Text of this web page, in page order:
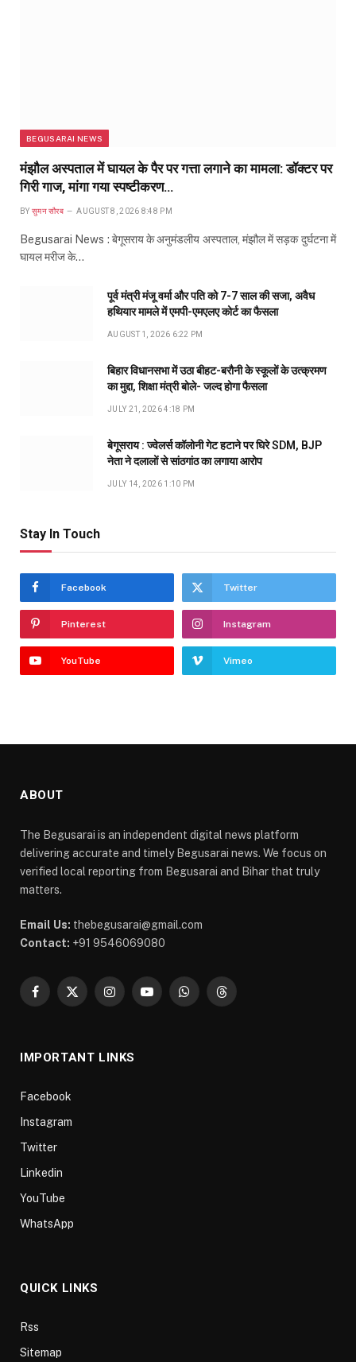
BEGUSARAI NEWS
मंझौल अस्पताल में घायल के पैर पर गत्ता लगाने का मामला: डॉक्टर पर
गिरी गाज, मांगा गया स्पष्टीकरण…
BY सुमन सौरब AUGUST 8, 2026 8:48 PM
Begusarai News : बेगूसराय के अनुमंडलीय अस्पताल, मंझौल में सड़क दुर्घटना में
घायल मरीज के…
पूर्व मंत्री मंजू वर्मा और पति को 7-7 साल की सजा, अवैध
हथियार मामले में एमपी-एमएलए कोर्ट का फैसला
AUGUST 1, 2026 6:22 PM
बिहार विधानसभा में उठा बीहट-बरौनी के स्कूलों के उत्क्रमण
का मुद्दा, शिक्षा मंत्री बोले- जल्द होगा फैसला
JULY 21, 2026 4:18 PM
बेगूसराय : ज्वेलर्स कॉलोनी गेट हटाने पर घिरे SDM, BJP
नेता ने दलालों से सांठगांठ का लगाया आरोप
JULY 14, 2026 1:10 PM
Stay In Touch
Facebook Twitter
Pinterest Instagram
YouTube Vimeo
ABOUT
The Begusarai is an independent digital news platform
delivering accurate and timely Begusarai news. We focus on
verified local reporting from Begusarai and Bihar that truly
matters.
Email Us: thebegusarai@gmail.com
Contact: +91 9546069080
Facebook
X
InstagramYouTubeWhatsAppThreads
IMPORTANT LINKS
Facebook
Instagram
Twitter
Linkedin
YouTube
WhatsApp
QUICK LINKS
Rss
Sitemap